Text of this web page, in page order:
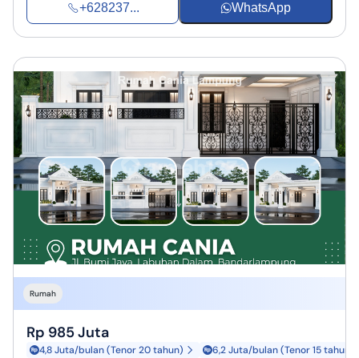
+628237... WhatsApp
Rumah
Rp 985 Juta
4,8 Juta/bulan (Tenor 20 tahun) 6,2 Juta/bulan (Tenor 15 tahun)